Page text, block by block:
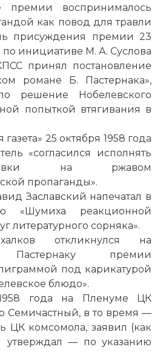
премии воспринималось
как повод для травли
присуждения премии 23
по инициативе М. А. Суслова
принял постановление
романе Б. Пастернака»,
решение Нобелевского
попыткой втягивания в
газета» 25 октября 1958 года
«согласился исполнять
на ржавом
пропаганды».
Заславский напечатал в
«Шумиха реакционной
литературного сорняка».
откликнулся на
Пастернаку премии
под карикатурой
блюдо».
года на Пленуме ЦК
в то время —
ЦК комсомола, заявил (как
утверждал — по указанию